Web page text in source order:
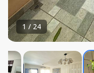
1 / 24